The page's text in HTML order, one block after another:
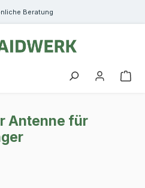
Beratung
Antenne für